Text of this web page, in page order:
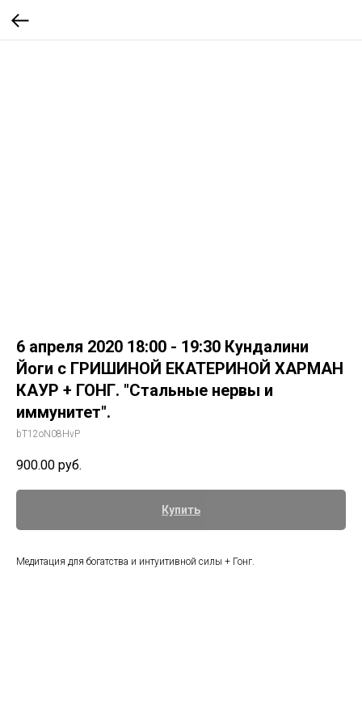
6 апреля 2020 18:00 - 19:30 Кундалини
Йоги с ГРИШИНОЙ ЕКАТЕРИНОЙ ХАРМАН
КАУР + ГОНГ. "Стальные нервы и
иммунитет".
bT12oN08HvP
900.00 руб.
Купить
Медитация для богатства и интуитивной силы + Гонг.